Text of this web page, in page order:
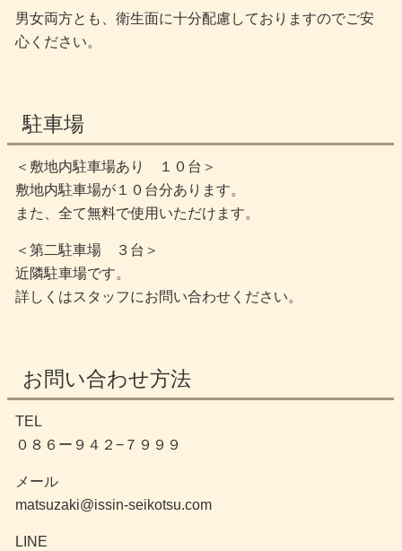
男女両方とも、衛生面に十分配慮しておりますのでご安
心ください。
駐車場
＜敷地内駐車場あり １０台＞
敷地内駐車場が１０台分あります。
また、全て無料で使用いただけます。
＜第二駐車場 ３台＞
近隣駐車場です。
詳しくはスタッフにお問い合わせください。
お問い合わせ方法
TEL
０８６ー９４２−７９９９
メール
matsuzaki@issin-seikotsu.com
LINE